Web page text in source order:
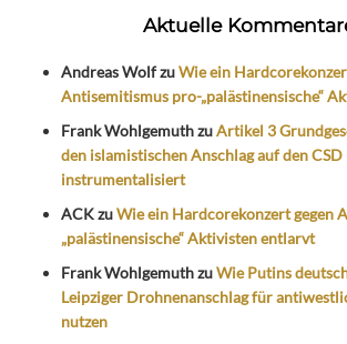
Aktuelle
Andreas WolfzuWie ein
Antisemitismus pro-„palästinensische“
Frank WohlgemuthzuArtikel 3
den islamistischen Anschlag auf den
instrumentalisiert
ACKzuWie ein Hardcorekonzert gegen
„palästinensische“ Aktivisten entlarvt
Frank WohlgemuthzuWie Putins
Leipziger Drohnenanschlag für
nutzen